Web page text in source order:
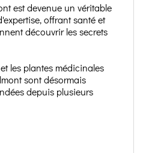
est devenue un véritable
offrant santé et
découvrir les secrets
les plantes médicinales
sont désormais
depuis plusieurs